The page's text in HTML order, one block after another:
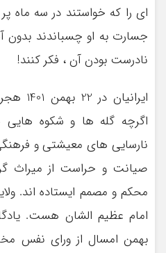
ای را که خواستند در سه ماه
جسارت به او چسباندند بدون
نادرست بودن آن ، فکر کنند!
اگرچه گله ها و شکوه هایی
نارسایی های معیشتی و
صیانت و حراست از میراث
محکم و مصمم ایستاده اند.
بهمن امسال از ورای نفس